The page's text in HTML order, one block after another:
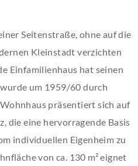
Seitenstraße, ohne auf die
Kleinstadt verzichten
Einfamilienhaus hat seinen
um 1959/60 durch
präsentiert sich auf
die eine hervorragende Basis
individuellen Eigenheim zu
von ca. 130 m² eignet